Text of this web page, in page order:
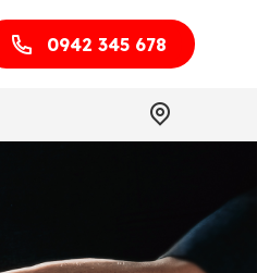
0942 345 678